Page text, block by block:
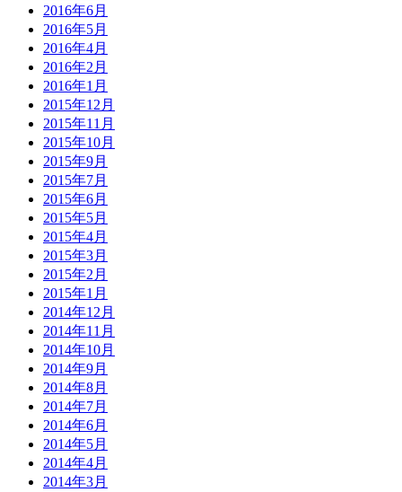
2016年6月
2016年5月
2016年4月
2016年2月
2016年1月
2015年12月
2015年11月
2015年10月
2015年9月
2015年7月
2015年6月
2015年5月
2015年4月
2015年3月
2015年2月
2015年1月
2014年12月
2014年11月
2014年10月
2014年9月
2014年8月
2014年7月
2014年6月
2014年5月
2014年4月
2014年3月